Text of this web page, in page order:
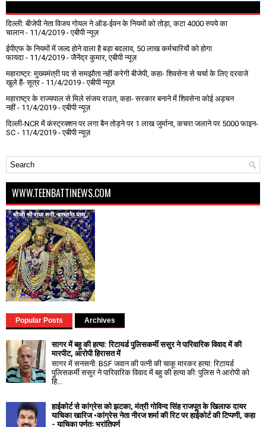
दिल्ली: बीजेपी नेता विजय गोयल ने ऑड-ईवन के नियमों को तोड़ा, कटा 4000 रुपये का
चालान- 11/4/2019 - एबीपी न्यूज़
ईपीएफ के नियमों में जल्द होने वाला है बड़ा बदलाव, 50 लाख कर्मचारियों को होगा
फायदा - 11/4/2019 - जैनेंद्र कुमार, एबीपी न्यूज़
महाराष्ट्र: मुख्यमंत्री पद से समझौता नहीं करेगी बीजेपी, कहा- शिवसेना से चर्चा के लिए दरवाजे
खुले हैं- सूत्र - 11/4/2019 - एबीपी न्यूज़
महाराष्ट्र के राज्यपाल से मिले संजय राउत, कहा- सरकार बनाने में शिवसेना कोई अड़चन
नहीं- 11/4/2019 - एबीपी न्यूज़
दिल्ली-NCR में कंस्ट्रक्शन पर लगा बैन तोड़ने पर 1 लाख जुर्माना, कचरा जलाने पर ₹5000 फाइन-
SC - 11/4/2019 - एबीपी न्यूज़
WWW.TEENBATTINEWS.COM
Popular Posts Archives
सागर में बहू की हत्या: रिटायर्ड पुलिसकर्मी ससुर ने पारिवारिक विवाद में की
मारपीट, आरोपी हिरासत में
सागर में सनसनी: BSF जवान की पत्नी की चाकू मारकर हत्या: रिटायर्ड
पुलिसकर्मी ससुर ने पारिवारिक विवाद में बहु की हत्या की: पुलिस ने आरोपी को
हि...
हाईकोर्ट से कांग्रेस को झटका, मंत्री गोविन्द सिंह राजपूत के खिलाफ दायर
याचिका खारिज •कांग्रेस नेता नीरज शर्मा की रिट पर हाईकोर्ट की टिप्पणी, कहा
- याचिका पूर्णतः भ्रांतिपूर्ण